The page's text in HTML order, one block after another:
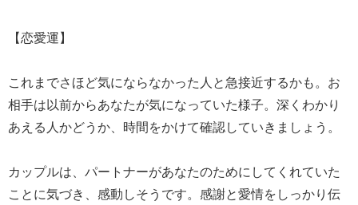
【恋愛運】
これまでさほど気にならなかった人と急接近するかも。お
相手は以前からあなたが気になっていた様子。深くわかり
あえる人かどうか、時間をかけて確認していきましょう。
カップルは、パートナーがあなたのためにしてくれていた
ことに気づき、感動しそうです。感謝と愛情をしっかり伝